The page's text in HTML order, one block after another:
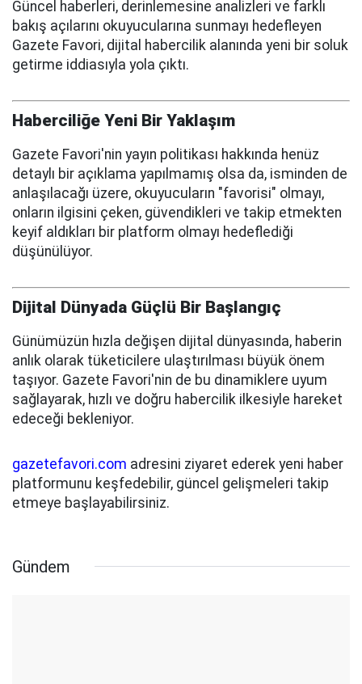
Güncel haberleri, derinlemesine analizleri ve farklı
bakış açılarını okuyucularına sunmayı hedefleyen
Gazete Favori, dijital habercilik alanında yeni bir soluk
getirme iddiasıyla yola çıktı.
Haberciliğe Yeni Bir Yaklaşım
Gazete Favori'nin yayın politikası hakkında henüz
detaylı bir açıklama yapılmamış olsa da, isminden de
anlaşılacağı üzere, okuyucuların "favorisi" olmayı,
onların ilgisini çeken, güvendikleri ve takip etmekten
keyif aldıkları bir platform olmayı hedeflediği
düşünülüyor.
Dijital Dünyada Güçlü Bir Başlangıç
Günümüzün hızla değişen dijital dünyasında, haberin
anlık olarak tüketicilere ulaştırılması büyük önem
taşıyor. Gazete Favori'nin de bu dinamiklere uyum
sağlayarak, hızlı ve doğru habercilik ilkesiyle hareket
edeceği bekleniyor.
gazetefavori.com adresini ziyaret ederek yeni haber
platformunu keşfedebilir, güncel gelişmeleri takip
etmeye başlayabilirsiniz.
Gündem